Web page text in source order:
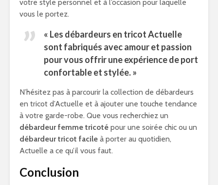
votre style personnel et à l’occasion pour laquelle
vous le portez.
« Les débardeurs en tricot Actuelle
sont fabriqués avec amour et passion
pour vous offrir une expérience de port
confortable et stylée. »
N’hésitez pas à parcourir la collection de débardeurs
en tricot d’Actuelle et à ajouter une touche tendance
à votre garde-robe. Que vous recherchiez un
débardeur femme tricoté pour une soirée chic ou un
débardeur tricot facile à porter au quotidien,
Actuelle a ce qu’il vous faut.
Conclusion